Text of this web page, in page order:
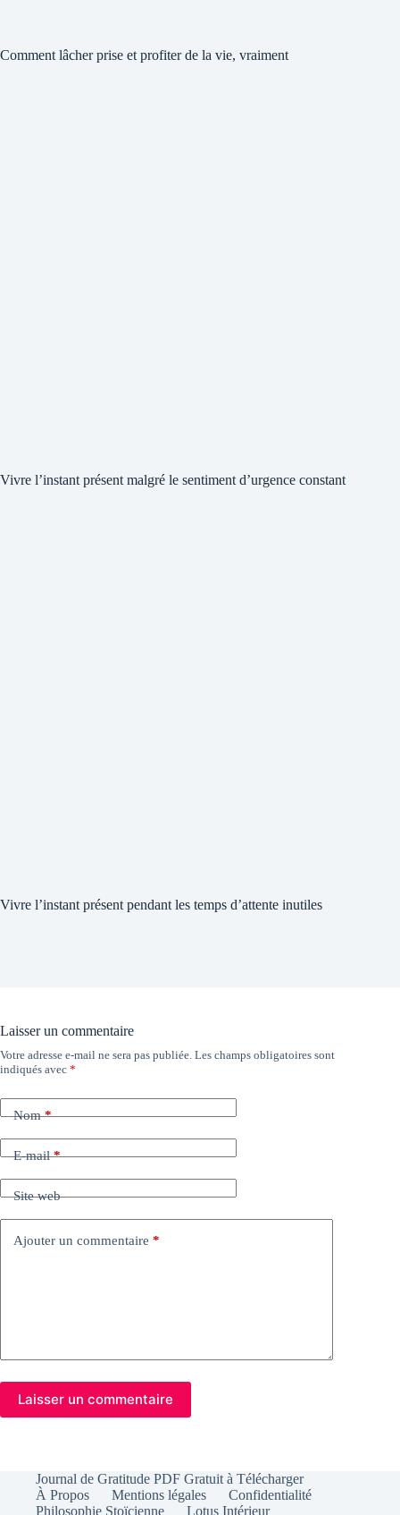
Comment lâcher prise et profiter de la vie, vraiment
Vivre l’instant présent malgré le sentiment d’urgence constant
Vivre l’instant présent pendant les temps d’attente inutiles
Laisser un commentaire
Votre adresse e-mail ne sera pas publiée. Les champs obligatoires sont
indiqués avec *
Nom*
E-mail*
Site web
Ajouter un commentaire *
Laisser un commentaire
Journal de Gratitude PDF Gratuit à Télécharger
À Propos
Mentions légales
Confidentialité
Philosophie Stoïcienne
Lotus Intérieur